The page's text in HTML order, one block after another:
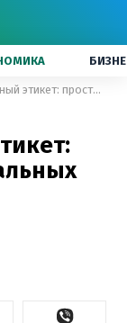
Чайный и кофейный этикет: простые правила идеальных встреч